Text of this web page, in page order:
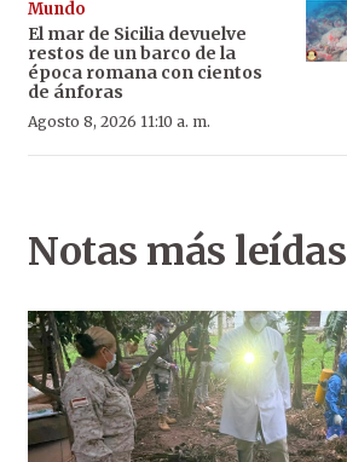
Mundo
El mar de Sicilia devuelve
restos de un barco de la
época romana con cientos
de ánforas
Agosto 8, 2026 11:10 a. m.
Notas más leídas